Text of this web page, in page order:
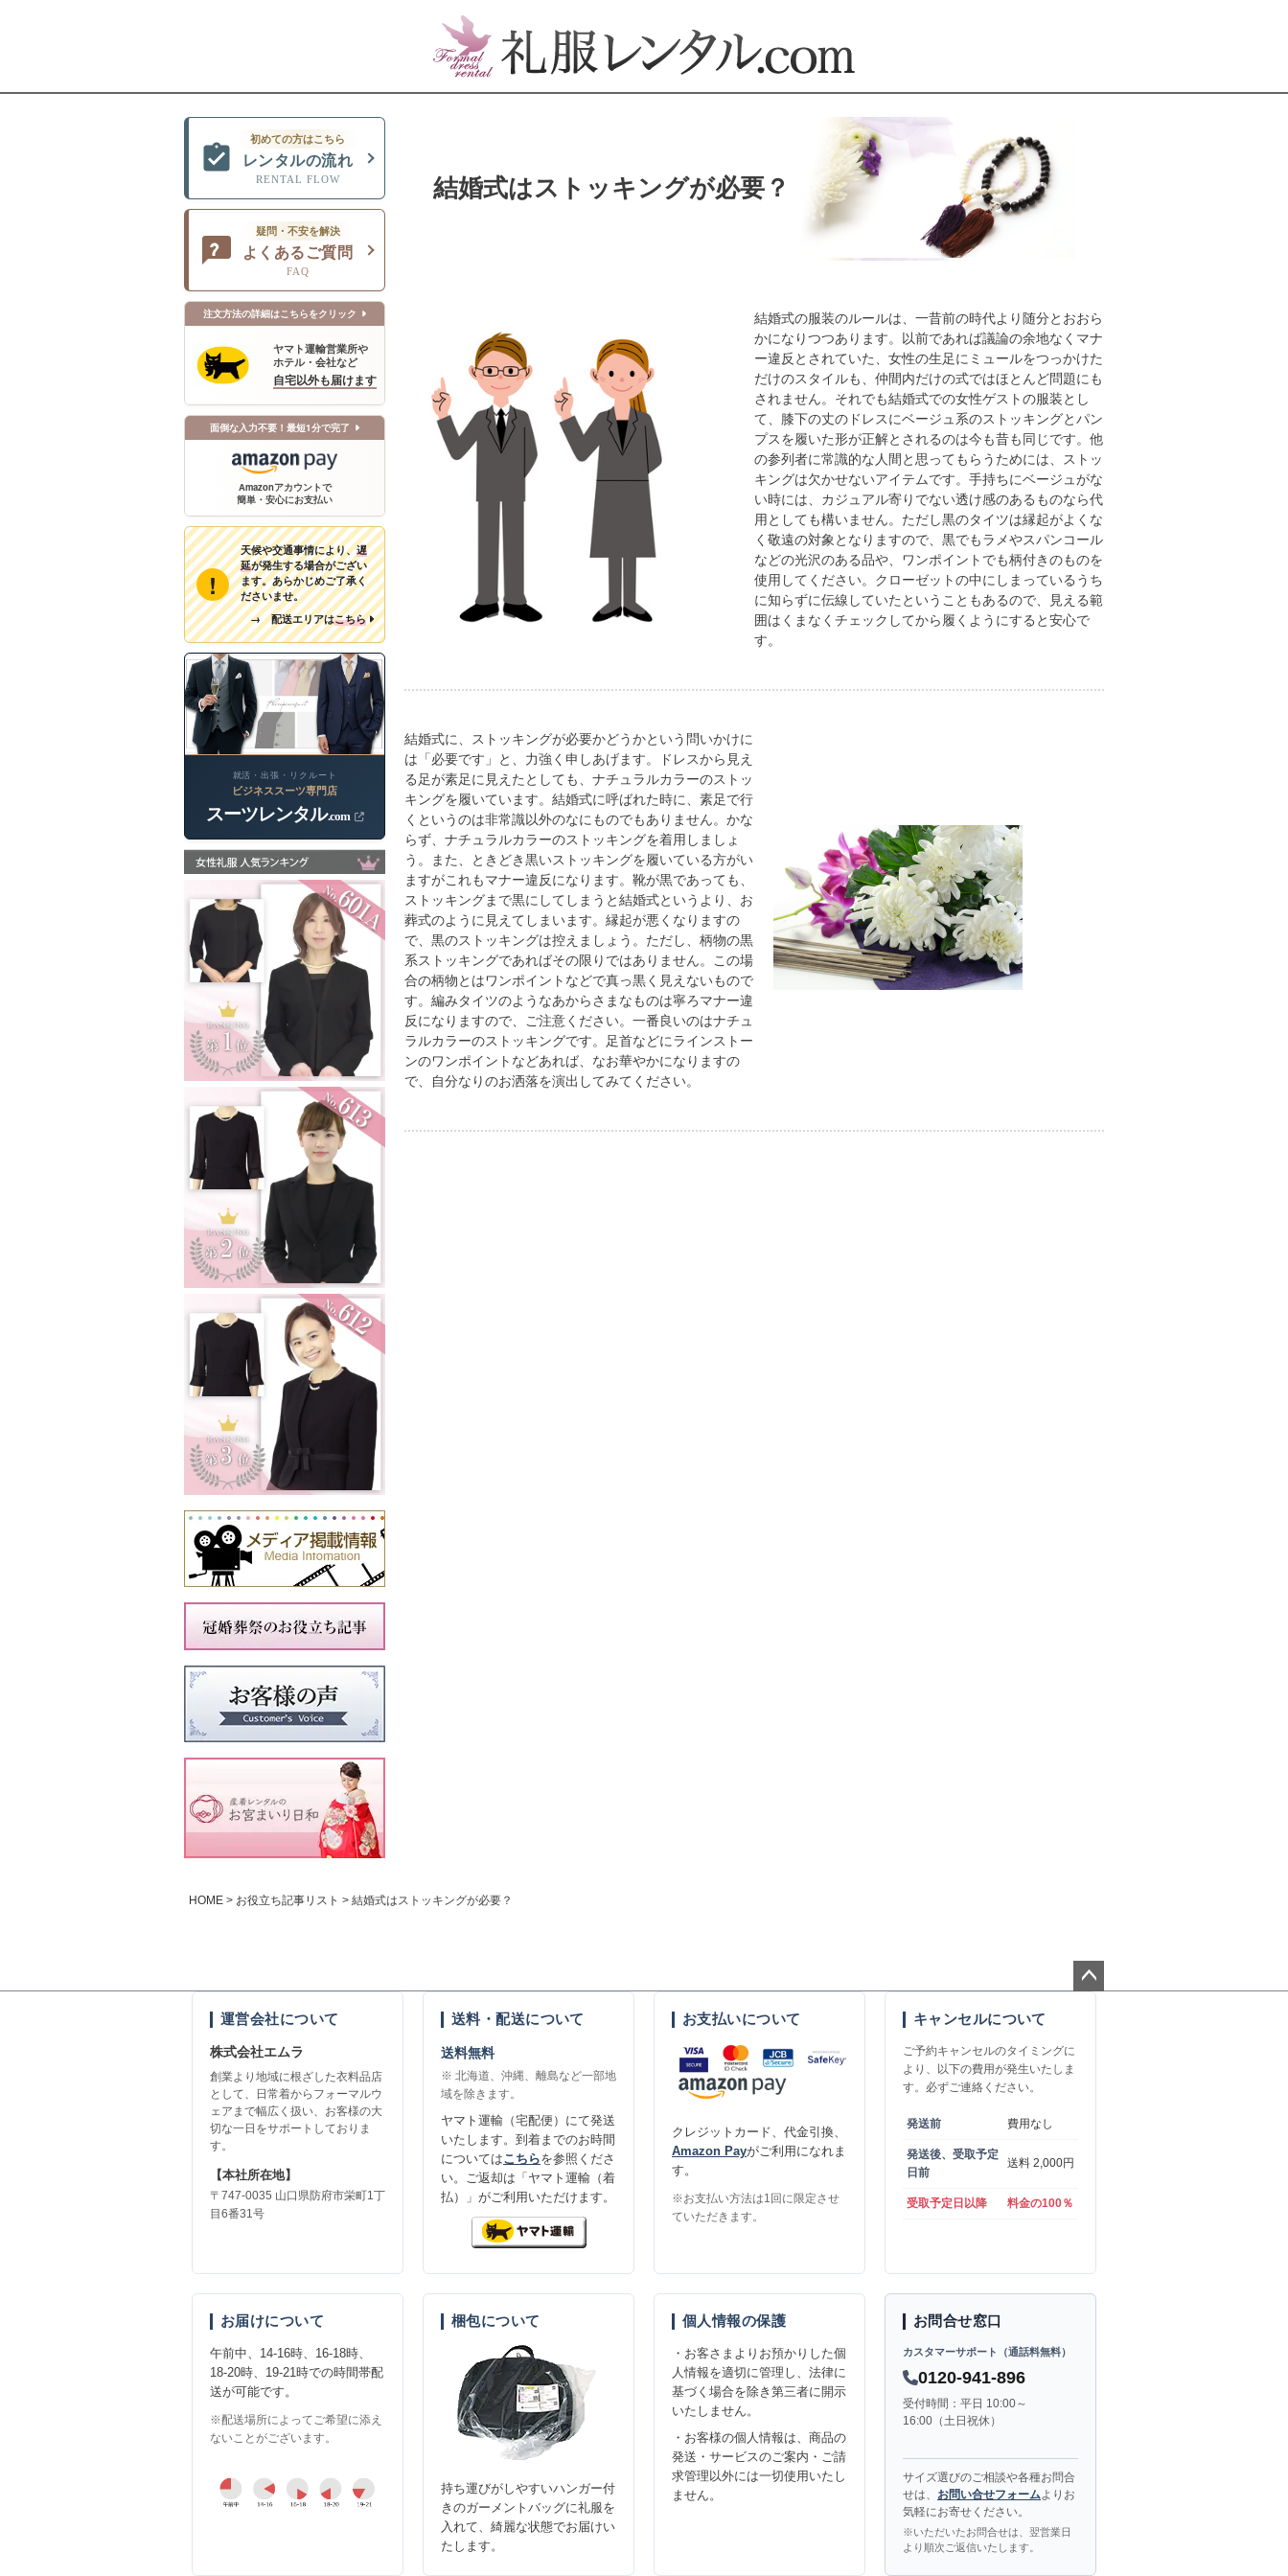
初めての方はこちら
レンタルの流れ
RENTAL FLOW
疑問・不安を解決
よくあるご質問
FAQ
注文方法の詳細はこちらをクリック
ヤマト運輸営業所や
ホテル・会社など
自宅以外も届けます
面倒な入力不要！最短1分で完了
Amazonアカウントで
簡単・安心にお支払い
!
天候や交通事情により、遅
延が発生する場合がござい
ます。あらかじめご了承く
ださいませ。
→ 配送エリアはこちら
就活・出張・リクルート
ビジネススーツ専門店
スーツレンタル.com
結婚式はストッキングが必要？
結婚式の服装のルールは、一昔前の時代より随分とおおら
かになりつつあります。以前であれば議論の余地なくマナ
ー違反とされていた、女性の生足にミュールをつっかけた
だけのスタイルも、仲間内だけの式ではほとんど問題にも
されません。それでも結婚式での女性ゲストの服装とし
て、膝下の丈のドレスにベージュ系のストッキングとパン
プスを履いた形が正解とされるのは今も昔も同じです。他
の参列者に常識的な人間と思ってもらうためには、ストッ
キングは欠かせないアイテムです。手持ちにベージュがな
い時には、カジュアル寄りでない透け感のあるものなら代
用としても構いません。ただし黒のタイツは縁起がよくな
く敬遠の対象となりますので、黒でもラメやスパンコール
などの光沢のある品や、ワンポイントでも柄付きのものを
使用してください。クローゼットの中にしまっているうち
に知らずに伝線していたということもあるので、見える範
囲はくまなくチェックしてから履くようにすると安心で
す。
結婚式に、ストッキングが必要かどうかという問いかけに
は「必要です」と、力強く申しあげます。ドレスから見え
る足が素足に見えたとしても、ナチュラルカラーのストッ
キングを履いています。結婚式に呼ばれた時に、素足で行
くというのは非常識以外のなにものでもありません。かな
らず、ナチュラルカラーのストッキングを着用しましょ
う。また、ときどき黒いストッキングを履いている方がい
ますがこれもマナー違反になります。靴が黒であっても、
ストッキングまで黒にしてしまうと結婚式というより、お
葬式のように見えてしまいます。縁起が悪くなりますの
で、黒のストッキングは控えましょう。ただし、柄物の黒
系ストッキングであればその限りではありません。この場
合の柄物とはワンポイントなどで真っ黒く見えないもので
す。編みタイツのようなあからさまなものは寧ろマナー違
反になりますので、ご注意ください。一番良いのはナチュ
ラルカラーのストッキングです。足首などにラインストー
ンのワンポイントなどあれば、なお華やかになりますの
で、自分なりのお洒落を演出してみてください。
HOME お役立ち記事リスト 結婚式はストッキングが必要？
運営会社について
株式会社エムラ
創業より地域に根ざした衣料品店
として、日常着からフォーマルウ
ェアまで幅広く扱い、お客様の大
切な一日をサポートしておりま
す。
【本社所在地】
〒747-0035 山口県防府市栄町1丁
目6番31号
送料・配送について
送料無料
※ 北海道、沖縄、離島など一部地
域を除きます。
ヤマト運輸（宅配便）にて発送
いたします。到着までのお時間
についてはこちらを参照くださ
い。ご返却は「ヤマト運輸（着
払）」がご利用いただけます。
お支払いについて
クレジットカード、代金引換、
Amazon Payがご利用になれま
す。
※お支払い方法は1回に限定させ
ていただきます。
キャンセルについて
ご予約キャンセルのタイミングに
より、以下の費用が発生いたしま
す。必ずご連絡ください。
発送前 費用なし
発送後、受取予定
日前
送料 2,000円
受取予定日以降 料金の100％
お届けについて
午前中、14-16時、16-18時、
18-20時、19-21時での時間帯配
送が可能です。
※配送場所によってご希望に添え
ないことがございます。
梱包について
持ち運びがしやすいハンガー付
きのガーメントバッグに礼服を
入れて、綺麗な状態でお届けい
たします。
個人情報の保護
・お客さまよりお預かりした個
人情報を適切に管理し、法律に
基づく場合を除き第三者に開示
いたしません。
・お客様の個人情報は、商品の
発送・サービスのご案内・ご請
求管理以外には一切使用いたし
ません。
お問合せ窓口
カスタマーサポート（通話料無料）
0120-941-896
受付時間：平日 10:00～
16:00（土日祝休）
サイズ選びのご相談や各種お問合
せは、 お問い合せフォームよりお
気軽にお寄せください。
※いただいたお問合せは、翌営業日
より順次ご返信いたします。